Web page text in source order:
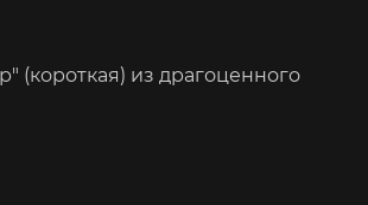
(короткая) из драгоценного